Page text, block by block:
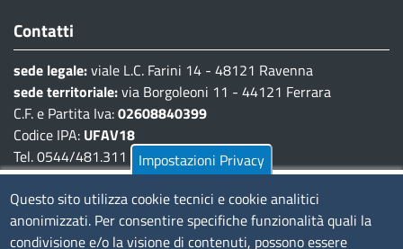
Contatti
sede legale:viale L.C. Farini 14 - 48121 Ravenna
sede territoriale:via Borgoleoni 11 - 44121 Ferrara
C.F. e Partita Iva:02608840399
Codice IPA: UFAV18
Tel. 0544/481.311 - 0532/783.711
Pec:cciaa@pec.fera.camcom.it
Amministrazione Trasparente
Impostazioni Privacy
Questo sito utilizza cookie tecnici e cookie analitici
anonimizzati. Per consentire specifiche funzionalità quali la
condivisione e/o la visione di contenuti, possono essere